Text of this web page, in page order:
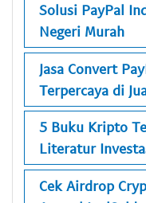
Solusi PayPal
Negeri Murah
Jasa Convert
Terpercaya di
5 Buku Kripto
Literatur
Cek Airdrop